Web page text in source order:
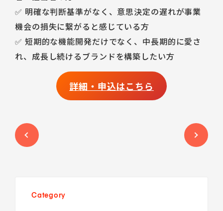
✅ 明確な判断基準がなく、意思決定の遅れが事業
機会の損失に繋がると感じている方
✅ 短期的な機能開発だけでなく、中長期的に愛さ
れ、成長し続けるブランドを構築したい方
詳細・申込はこちら
Category